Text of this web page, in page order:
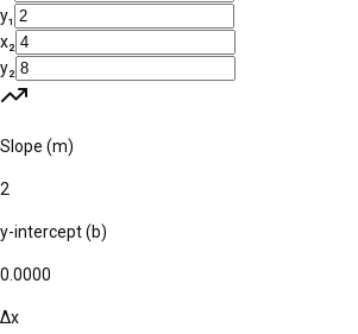
y₁
x₂
y₂
Slope (m)
2
y-intercept (b)
0.0000
Δx